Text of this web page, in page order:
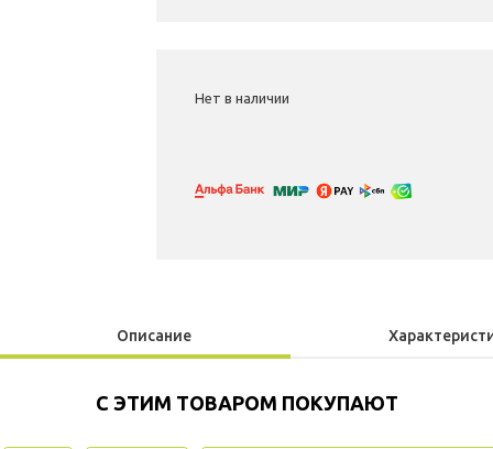
Нет в наличии
Описание
С ЭТИМ ТОВАРОМ ПОКУПАЮТ